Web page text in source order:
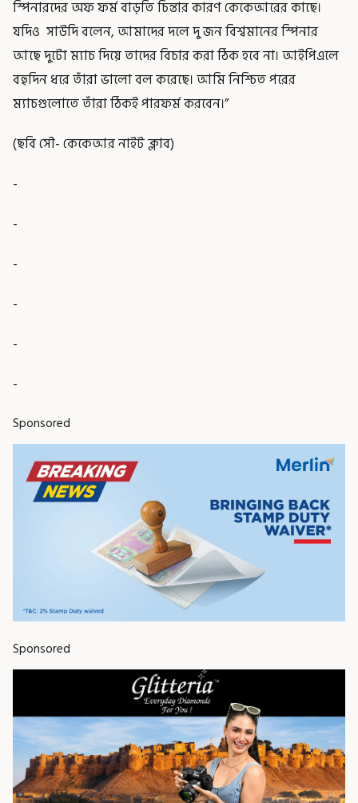
স্পিনারদের অফ ফর্ম বাড়তি চিন্তার কারণ কেকেআরের কাছে।
যদিও সাউদি বলেন, আমাদের দলে দু জন বিশ্বমানের স্পিনার
আছে দুটো ম্যাচ দিয়ে তাদের বিচার করা ঠিক হবে না। আইপিএলে
বহুদিন ধরে তাঁরা ভালো বল করেছে। আমি নিশ্চিত পরের
ম্যাচগুলোতে তাঁরা ঠিকই পারফর্ম করবেন।”
(ছবি সৌ- কেকেআর নাইট ক্লাব)
-
-
-
-
-
-
Sponsored
Sponsored